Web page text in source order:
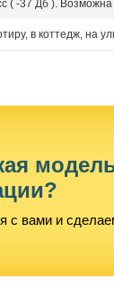
( -37 Дб ).
в коттедж, на
с вами и